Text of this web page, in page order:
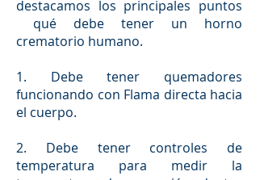
destacamos los principales puntos
qué debe tener un horno
crematorio humano.
1. Debe tener quemadores
funcionando con Flama directa hacia
el cuerpo.
2. Debe tener controles de
temperatura para medir la